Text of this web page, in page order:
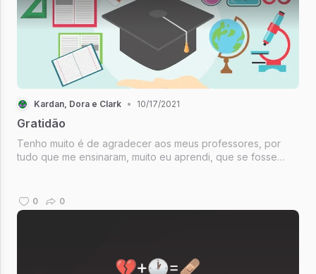
Kardan, Dora e Clark • 10/17/2021
Gratidão
Tenho muito é de agradecer aos meus professores, por
tudo que me ensinaram, muito eu aprendi, que se fosse
0 0